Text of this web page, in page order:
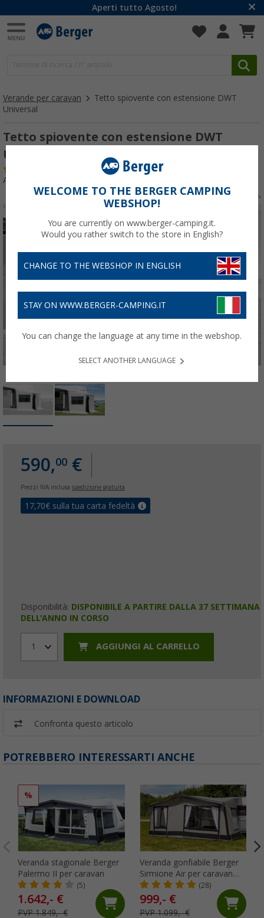
Aperti tutto Agosto!
Verande per caravan
Tetto spiovente con estensione DWT
Universal
Tetto spiovente con estensione DWT
Universal
Articolo n: 260920
590,00 €
Prezzi IVA inclusa spedizione gratuita
17,70€ sulla tua carta fedeltà
Disponibilità: DISPONIBILE A PARTIRE DALLA 37 SETTIMANA
DELL'ANNO IN CORSO
1 AGGIUNGI AL CARRELLO
INFORMAZIONI E DOWNLOAD
Confronta questo articolo
POTREBBERO INTERESSARTI ANCHE
%
Veranda stagionale Berger
Palermo II per caravan
(5)
1.642,- €
PVP 1.849,- €
Veranda gonfiabile Berger
Sirmione Air per caravan
500 cm
(28)
999,- €
PVP 1.099,- €
WELCOME TO THE BERGER CAMPING
WEBSHOP!
You are currently on www.berger-camping.it.
Would you rather switch to the store in English?
CHANGE TO THE WEBSHOP IN ENGLISH
STAY ON WWW.BERGER-CAMPING.IT
You can change the language at any time in the webshop.
SELECT ANOTHER LANGUAGE